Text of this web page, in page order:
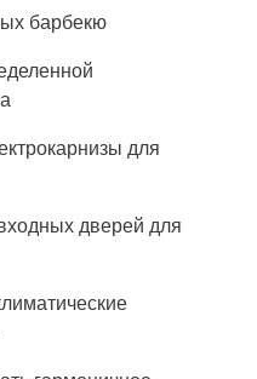
барбекю
для
дверей для